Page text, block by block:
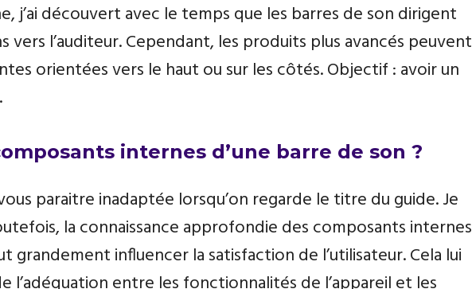
j’ai découvert avec le temps que les barres de son dirigent
vers l’auditeur. Cependant, les produits plus avancés peuvent
orientées vers le haut ou sur les côtés. Objectif : avoir un
internes d’une barre de son ?
paraitre inadaptée lorsqu’on regarde le titre du guide. Je
la connaissance approfondie des composants internes
grandement influencer la satisfaction de l’utilisateur. Cela lui